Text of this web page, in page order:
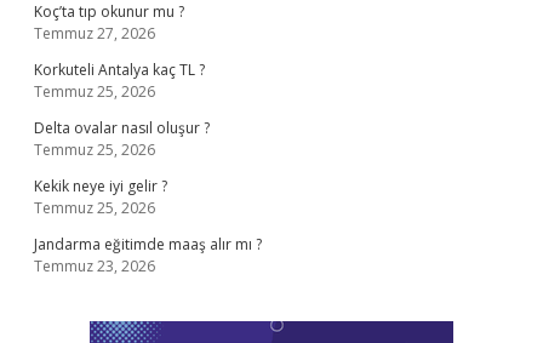
Koç’ta tıp okunur mu ?
Temmuz 27, 2026
Korkuteli Antalya kaç TL ?
Temmuz 25, 2026
Delta ovalar nasıl oluşur ?
Temmuz 25, 2026
Kekik neye iyi gelir ?
Temmuz 25, 2026
Jandarma eğitimde maaş alır mı ?
Temmuz 23, 2026